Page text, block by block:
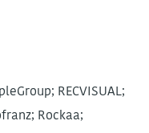
RECVISUAL;
Rockaa;